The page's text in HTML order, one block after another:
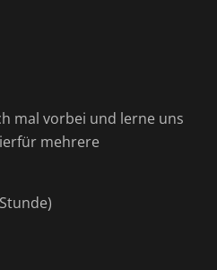
mal vorbei und lerne uns
mehrere